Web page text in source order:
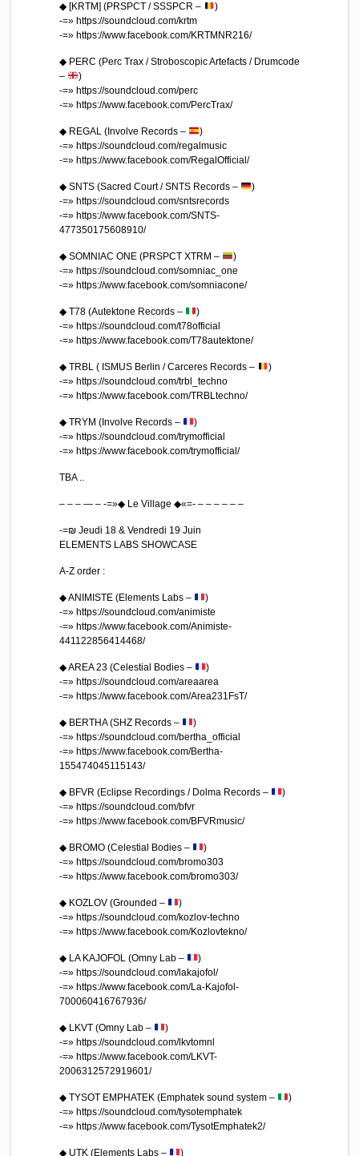
◆ [KRTM] (PRSPCT / SSSPCR –
)
-=» https://soundcloud.com/krtm
-=» https://www.facebook.com/KRTMNR216/
◆ PERC (Perc Trax / Stroboscopic Artefacts / Drumcode
–
)
-=» https://soundcloud.com/perc
-=» https://www.facebook.com/PercTrax/
◆ REGAL (Involve Records –
)
-=» https://soundcloud.com/regalmusic
-=» https://www.facebook.com/RegalOfficial/
◆ SNTS (Sacred Court / SNTS Records –
)
-=» https://soundcloud.com/sntsrecords
-=» https://www.facebook.com/SNTS-
477350175608910/
◆ SOMNIAC ONE (PRSPCT XTRM –
)
-=» https://soundcloud.com/somniac_one
-=» https://www.facebook.com/somniacone/
◆ T78 (Autektone Records –
)
-=» https://soundcloud.com/t78official
-=» https://www.facebook.com/T78autektone/
◆ TRBL ( ISMUS Berlin / Carceres Records –
)
-=» https://soundcloud.com/trbl_techno
-=» https://www.facebook.com/TRBLtechno/
◆ TRYM (Involve Records –
)
-=» https://soundcloud.com/trymofficial
-=» https://www.facebook.com/trymofficial/
TBA ..
– – – — – -=»◆ Le Village ◆«=- – – – – – –
-=₪ Jeudi 18 & Vendredi 19 Juin
ELEMENTS LABS SHOWCASE
A-Z order :
◆ ANIMISTE (Elements Labs –
)
-=» https://soundcloud.com/animiste
-=» https://www.facebook.com/Animiste-
441122856414468/
◆ AREA 23 (Celestial Bodies –
)
-=» https://soundcloud.com/areaarea
-=» https://www.facebook.com/Area231FsT/
◆ BERTHA (SHZ Records –
)
-=» https://soundcloud.com/bertha_official
-=» https://www.facebook.com/Bertha-
155474045115143/
◆ BFVR (Eclipse Recordings / Dolma Records –
)
-=» https://soundcloud.com/bfvr
-=» https://www.facebook.com/BFVRmusic/
◆ BROMO (Celestial Bodies –
)
-=» https://soundcloud.com/bromo303
-=» https://www.facebook.com/bromo303/
◆ KOZLOV (Grounded –
)
-=» https://soundcloud.com/kozlov-techno
-=» https://www.facebook.com/Kozlovtekno/
◆ LA KAJOFOL (Omny Lab –
)
-=» https://soundcloud.com/lakajofol/
-=» https://www.facebook.com/La-Kajofol-
700060416767936/
◆ LKVT (Omny Lab –
)
-=» https://soundcloud.com/lkvtomnl
-=» https://www.facebook.com/LKVT-
2006312572919601/
◆ TYSOT EMPHATEK (Emphatek sound system –
)
-=» https://soundcloud.com/tysotemphatek
-=» https://www.facebook.com/TysotEmphatek2/
◆ UTK (Elements Labs – )